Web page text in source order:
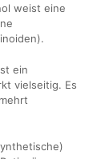
weist eine
ein
vielseitig. Es